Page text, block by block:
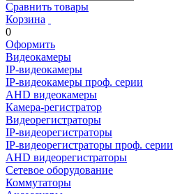
Сравнить товары
Корзина
0
Оформить
Видеокамеры
IP-видеокамеры
IP-видеокамеры проф. серии
AHD видеокамеры
Камера-регистратор
Видеорегистраторы
IP-видеорегистраторы
IP-видеорегистраторы проф. серии
AHD видеорегистраторы
Сетевое оборудование
Коммутаторы